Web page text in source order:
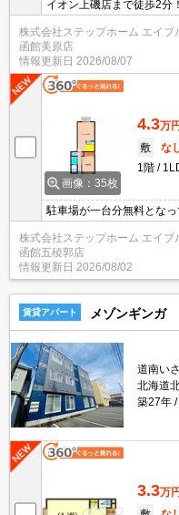
イオン上磯店まで徒歩2分
付き！
株式会社ステップホーム エイブ
函館美原店
情報更新日 2026/08/07
画像：35枚
4.3万円
敷
な
1階
駐車場が一台分無料とな
く過ごせそうですね♪
株式会社ステップホーム エイブ
函館五稜郭店
情報更新日 2026/08/02
賃貸アパート メゾンギンガ
道南い
北海道
築27年
3.3万円